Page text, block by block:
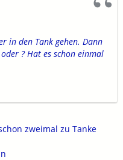
in den Tank gehen. Dann
? Hat es schon einmal
zweimal zu Tanke